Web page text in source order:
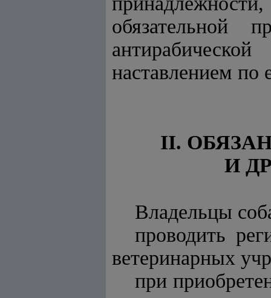
обязательной
наставлением по
II.
И
Владельцы
проводить
ветеринарных
при